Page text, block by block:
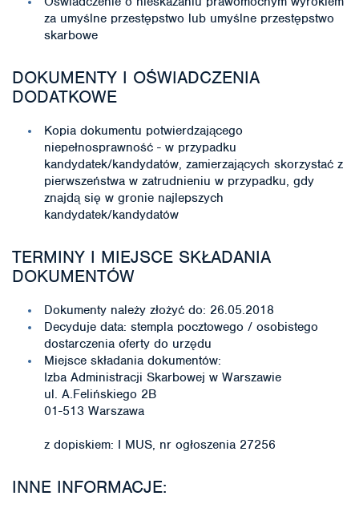
za umyślne przestępstwo lub umyślne przestępstwo
skarbowe
DOKUMENTY I OŚWIADCZENIA
DODATKOWE
Kopia dokumentu potwierdzającego
niepełnosprawność - w przypadku
kandydatek/kandydatów, zamierzających skorzystać z
pierwszeństwa w zatrudnieniu w przypadku, gdy
znajdą się w gronie najlepszych
kandydatek/kandydatów
TERMINY I MIEJSCE SKŁADANIA
DOKUMENTÓW
Dokumenty należy złożyć do: 26.05.2018
Decyduje data: stempla pocztowego / osobistego
dostarczenia oferty do urzędu
Miejsce składania dokumentów:
Izba Administracji Skarbowej w Warszawie
ul. A.Felińskiego 2B
01-513 Warszawa
z dopiskiem: I MUS, nr ogłoszenia 27256
INNE INFORMACJE: